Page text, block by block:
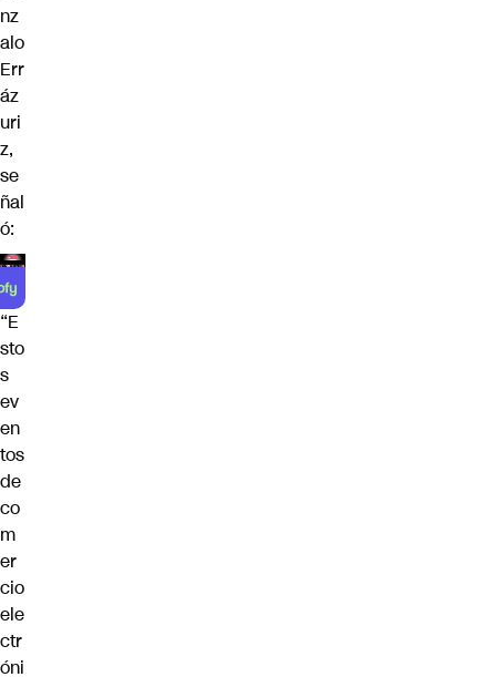
nz
alo
Err
áz
uri
z,
se
ñal
ó:
“E
sto
s
ev
en
tos
de
co
m
er
cio
ele
ctr
óni